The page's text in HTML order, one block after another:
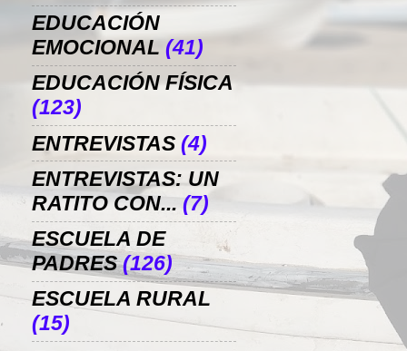
EDUCACIÓN
EMOCIONAL (41)
EDUCACIÓN FÍSICA
(123)
ENTREVISTAS (4)
ENTREVISTAS: UN
RATITO CON... (7)
ESCUELA DE
PADRES (126)
ESCUELA RURAL
(15)